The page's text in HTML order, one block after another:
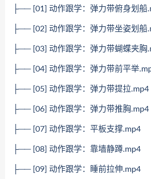
├── [01] 动作跟学：弹力带俯身划船
├── [02] 动作跟学：弹力带坐姿划船
├── [03] 动作跟学：弹力带蝴蝶夹胸
├── [04] 动作跟学：弹力带前平举
├── [05] 动作跟学：弹力带提拉.mp4
├── [06] 动作跟学：弹力带推胸.mp4
├── [07] 动作跟学：平板支撑.mp4
├── [08] 动作跟学：靠墙静蹲.mp4
├── [09] 动作跟学：睡前拉伸.mp4